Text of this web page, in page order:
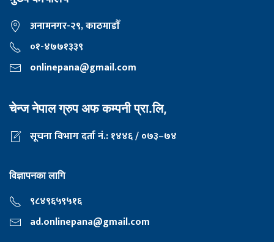
अनामनगर-२९, काठमाडाैँ
०१-४७७१३३९
onlinepana@gmail.com
चेन्ज नेपाल ग्रुप अफ कम्पनी प्रा.लि,
सूचना विभाग दर्ता नं.: १४४६ / ०७३–७४
विज्ञापनका लागि
९८४९६५९५१६
ad.onlinepana@gmail.com